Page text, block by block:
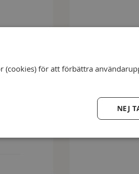
(cookies) för att förbättra
NEJ